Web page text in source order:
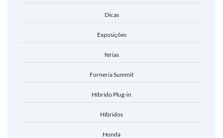
Dicas
Exposições
ferias
Forneria Summit
Híbrido Plug-in
Híbridos
Honda